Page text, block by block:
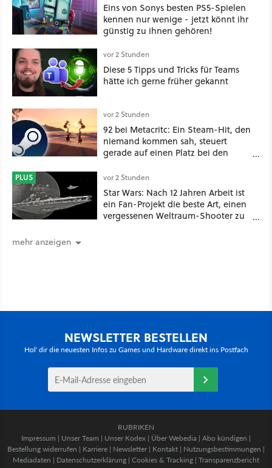
Eins von Sonys besten PS5-Spielen
kennen nur wenige - jetzt könnt ihr
günstig zu ihnen gehören!
vor 2 Stunden
Diese 5 Tipps und Tricks für Teams
hätte ich gerne früher gekannt
vor 2 Stunden
92 bei Metacritc: Ein Steam-Hit, den
niemand kommen sah, steuert
gerade auf einen Platz bei den
PLUS vor 2 Stunden
Star Wars: Nach 12 Jahren Arbeit ist
ein Fan-Projekt die beste Art, einen
vergessenen Weltraum-Shooter zu
mehr anzeigen
NEWSLETTER BESTELLEN
Hol' dir die neuesten Infos zu Games und Hardware direkt ins Postfach
RUBRIKEN
Impressum | Unser Team | Unser Kodex | Über Webedia | Abo kündigen |
Bestellung widerrufen | Karriere | Newsletter | Kontakt | Nutzungsbestimmungen |
Mediadaten | Datenschutzerklärung | Cookies & Tracking | Transparenzbericht